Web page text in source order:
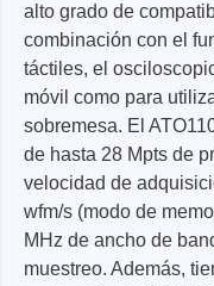
alto grado de
combinación con el
táctiles, el
móvil como para
sobremesa. El
de hasta 28 Mpts de
velocidad de
wfm/s (modo de
MHz de ancho de
muestreo. Además,